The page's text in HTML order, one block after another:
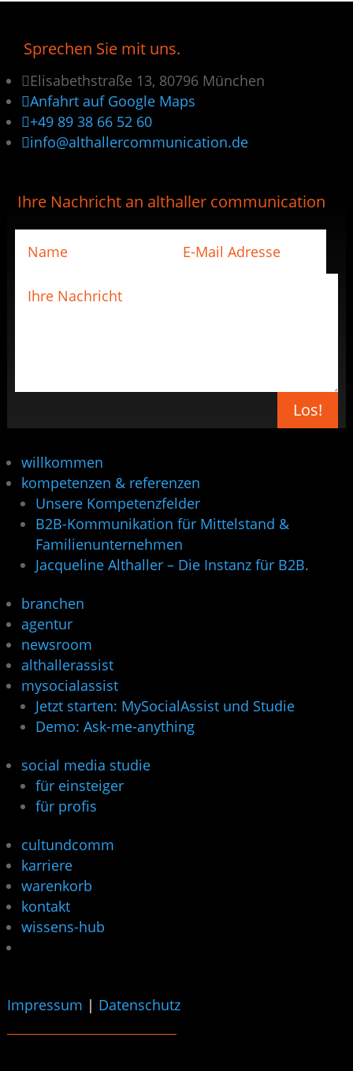
Sprechen Sie mit uns.
Elisabethstraße 13, 80796 München
Anfahrt auf Google Maps
+49 89 38 66 52 60
info@althallercommunication.de
Ihre Nachricht an althaller communication
Los!
willkommen
kompetenzen & referenzen
Unsere Kompetenzfelder
B2B-Kommunikation für Mittelstand &
Familienunternehmen
Jacqueline Althaller – Die Instanz für B2B.
branchen
agentur
newsroom
althallerassist
mysocialassist
Jetzt starten: MySocialAssist und Studie
Demo: Ask-me-anything
social media studie
für einsteiger
für profis
cultundcomm
karriere
warenkorb
kontakt
wissens-hub
Impressum | Datenschutz